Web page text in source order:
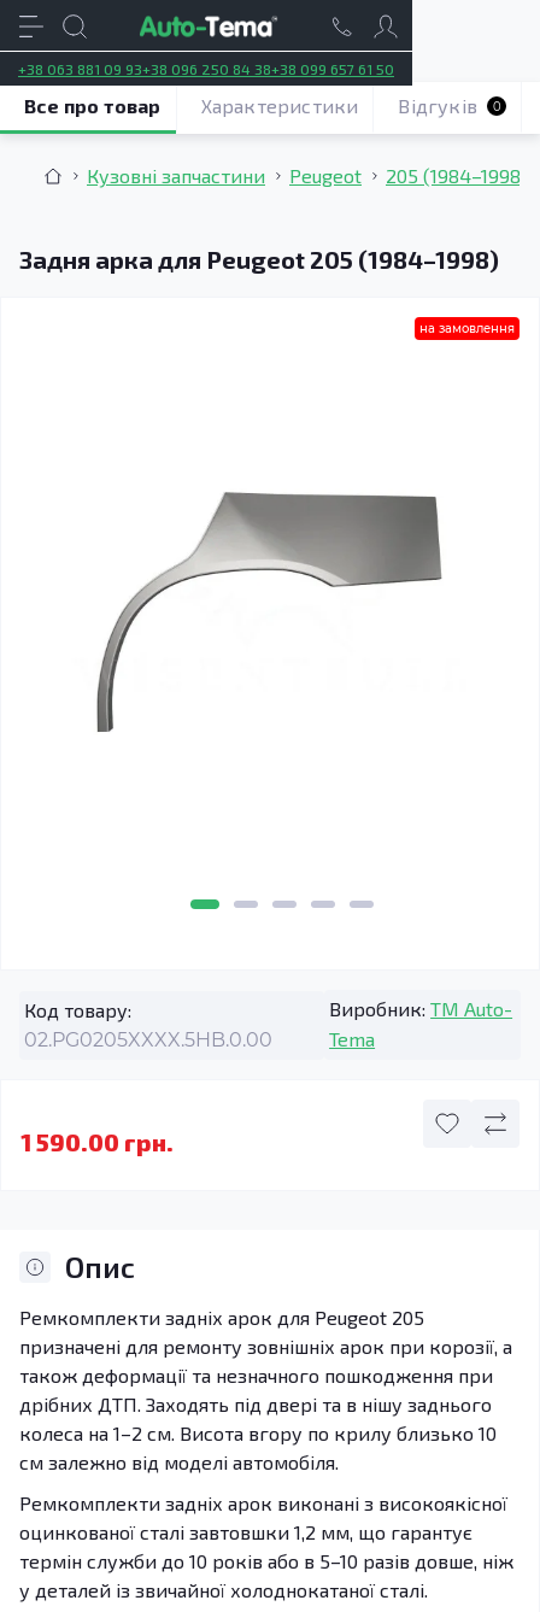
+38 063 881 09 93+38 096 250 84 38+38 099 657 61 50
Кузовні запчастини Peugeot 205 (1984–1998)
Задня арка для Peugeot 205 (1984–1998)
Все про товар Характеристики Відгуків 0
на замовлення
Код товару:
02.PG0205XXXX.5HB.0.00
Виробник: TM Auto-
Tema
1 590.00 грн.
Опис
Ремкомплекти задніх арок для Peugeot 205
призначені для ремонту зовнішніх арок при корозії, а
також деформації та незначного пошкодження при
дрібних ДТП. Заходять під двері та в нішу заднього
колеса на 1–2 см. Висота вгору по крилу близько 10
см залежно від моделі автомобіля.
Ремкомплекти задніх арок виконані з високоякісної
оцинкованої сталі завтовшки 1,2 мм, що гарантує
термін служби до 10 років або в 5–10 разів довше, ніж
у деталей із звичайної холоднокатаної сталі.